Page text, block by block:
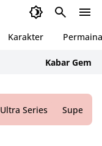
Karakter
Kabar Gembira!
Ultra Series Super